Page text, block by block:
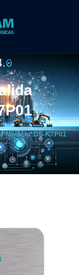
Modelo:DS-K7P01